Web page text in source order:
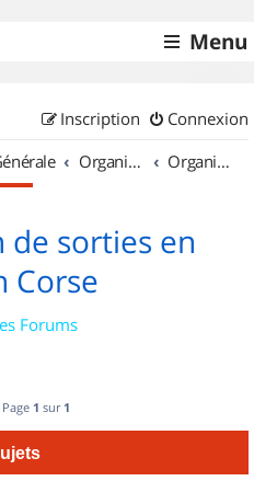
Menu
Connexion
Inscription
Organisation de sorties & Recherche de partenaires Organisation de sorties en région Corse
de sorties en
Corse
Forums
1 sur 1